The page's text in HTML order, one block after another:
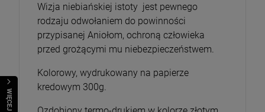
WIĘCEJ
Wizja niebiańskiej istoty jest pewnego
rodzaju odwołaniem do powinności
przypisanej Aniołom, ochroną człowieka
przed grożącymi mu niebezpieczeństwem.
Kolorowy, wydrukowany na papierze
kredowym 300g.